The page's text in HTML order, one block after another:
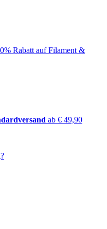
Rabatt auf Filament &
ab € 49,90